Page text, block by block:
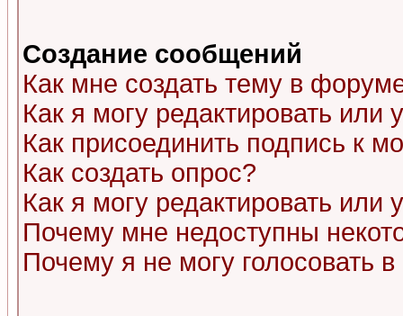
Создание сообщений
Как мне создать тему в
Как я могу редактировать или
Как присоединить подпись к
Как создать опрос?
Как я могу редактировать или
Почему мне недоступны
Почему я не могу голосовать